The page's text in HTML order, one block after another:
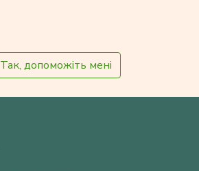
Так, допоможіть мені